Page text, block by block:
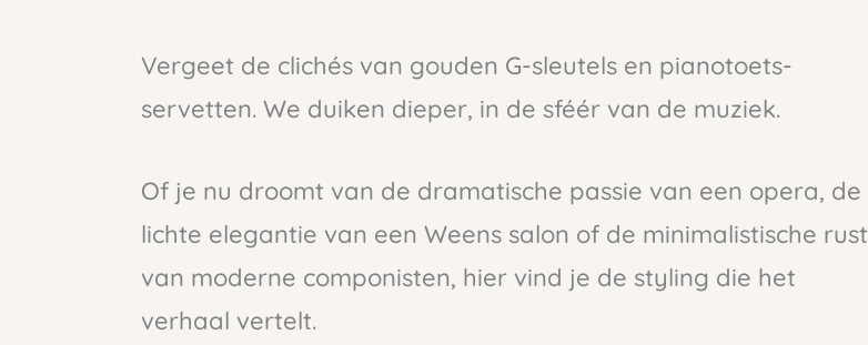
Vergeet de clichés van gouden G-sleutels en pianotoets-
servetten. We duiken dieper, in de sféér van de muziek.
Of je nu droomt van de dramatische passie van een opera, de
lichte elegantie van een Weens salon of de minimalistische rust
van moderne componisten, hier vind je de styling die het
verhaal vertelt.